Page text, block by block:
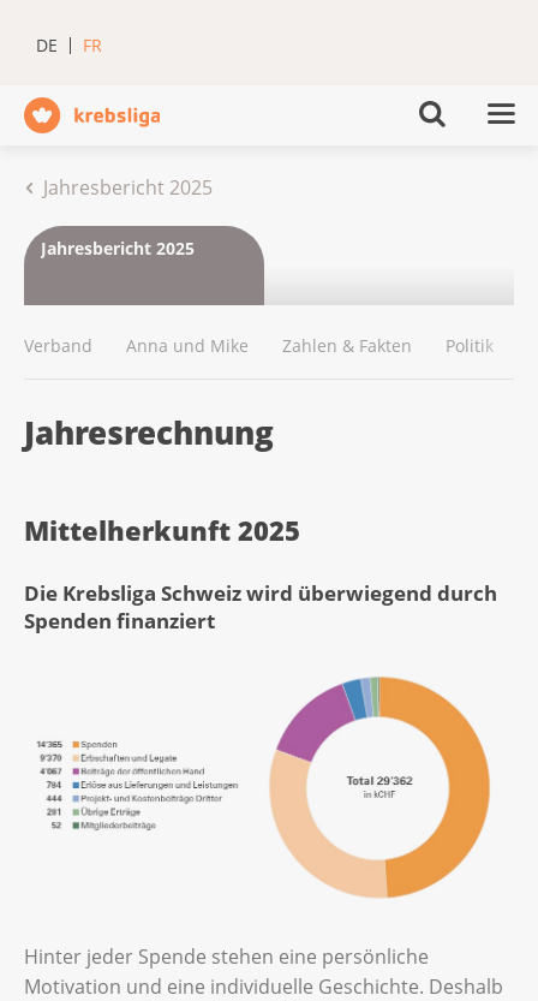
DE FR
Jahresbericht 2025
Jahresbericht 2025
Verband Anna und Mike Zahlen & Fakten Politik
Jahresrechnung
Mittelherkunft 2025
Die Krebsliga Schweiz wird überwiegend durch
Spenden finanziert
Hinter jeder Spende stehen eine persönliche
Motivation und eine individuelle Geschichte. Deshalb